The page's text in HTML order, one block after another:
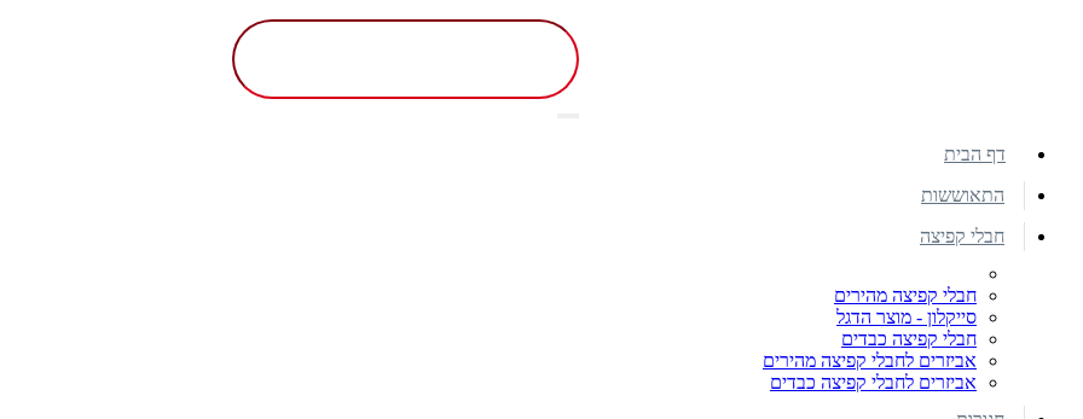
דף הבית
התאוששות
חבלי קפיצה
חבלי קפיצה מהירים
סייקלון - מוצר הדגל
חבלי קפיצה כבדים
אביזרים לחבלי קפיצה מהירים
אביזרים לחבלי קפיצה כבדים